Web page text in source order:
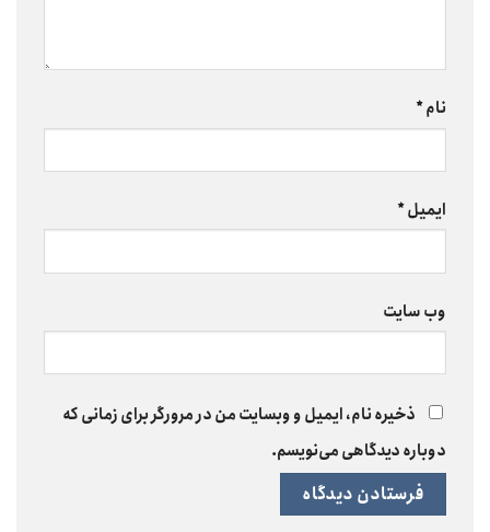
نام*
ایمیل*
وب‌ سایت
ذخیره نام، ایمیل و وبسایت من در مرورگر برای زمانی که
دوباره دیدگاهی می‌نویسم.